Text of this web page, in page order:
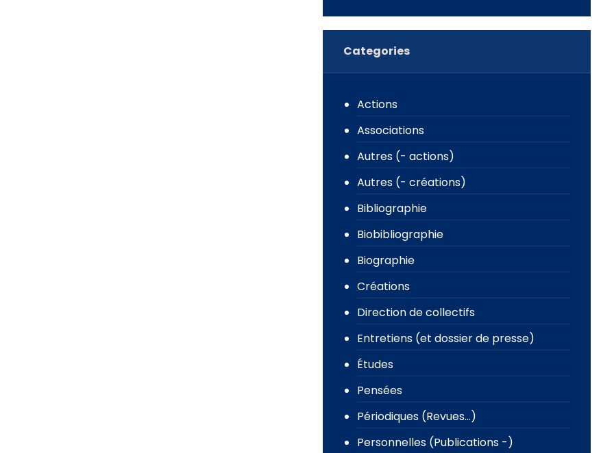
Categories
Actions
Associations
Autres (- actions)
Autres (- créations)
Bibliographie
Biobibliographie
Biographie
Créations
Direction de collectifs
Entretiens (et dossier de presse)
Études
Pensées
Périodiques (Revues…)
Personnelles (Publications -)